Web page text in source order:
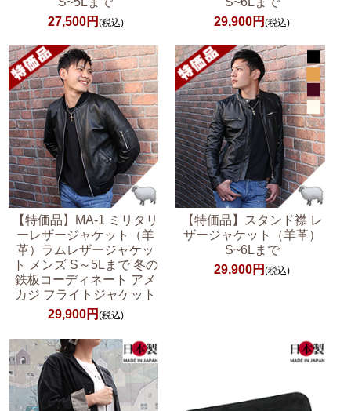
27,500円 (税込)
29,900円(税込)
【特価品】MA-1 ミリタリ
ーレザージャケット（羊
革）ラムレザージャケッ
ト メンズ S～5Lまで 冬の
鉄板コーディネート アメ
カジ フライトジャケット
29,900円 (税込)
【特価品】スタンド襟 レ
ザージャケット（羊革）
S~6Lまで
29,900円(税込)